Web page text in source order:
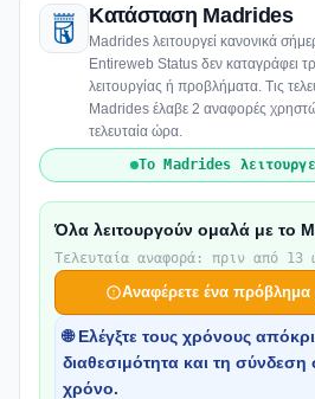
Κατάσταση Madrides
Madrides λειτουργεί κανονικά
Entireweb Status δεν καταγράφει
λειτουργίας ή προβλήματα. Τις
Madrides έλαβε 2 αναφορές
τελευταία ώρα.
Το Madrides
Όλα λειτουργούν ομαλά με το
Τελευταία αναφορά: πριν από 13
Αναφέρετε ένα
🌐 Ελέγξτε τους χρόνους
διαθεσιμότητα και τη
χρόνο.